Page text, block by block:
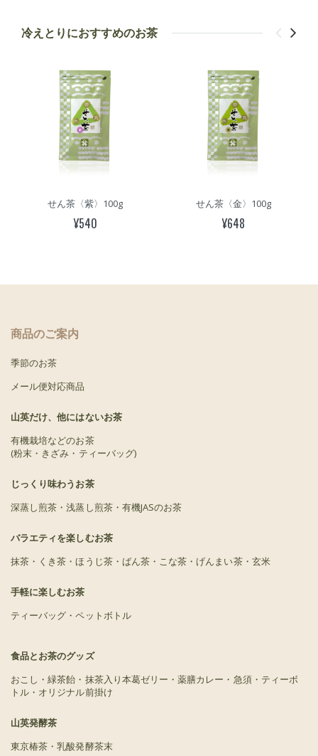
冷えとりにおすすめのお茶
せん茶〈紫〉100g
¥540
せん茶〈金〉100g
¥648
商品のご案内
季節のお茶
メール便対応商品
山英だけ、他にはないお茶
有機栽培などのお茶
(粉末・きざみ・ティーバッグ)
じっくり味わうお茶
深蒸し煎茶・浅蒸し煎茶・有機JASのお茶
バラエティを楽しむお茶
抹茶・くき茶・ほうじ茶・ばん茶・こな茶・げんまい茶・玄米
手軽に楽しむお茶
ティーバッグ・ペットボトル
食品とお茶のグッズ
おこし・緑茶飴・抹茶入り本葛ゼリー・薬膳カレー・急須・ティーボ
トル・オリジナル前掛け
山英発酵茶
東京椿茶・乳酸発酵茶末